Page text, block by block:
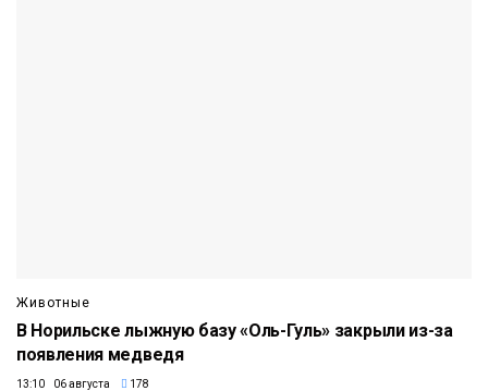
Животные
В Норильске лыжную базу «Оль-Гуль» закрыли из-за
появления медведя
13:10 06 августа 178